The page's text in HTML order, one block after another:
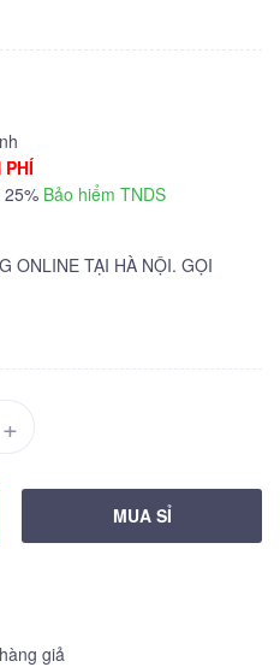
PHÍ
Bảo hiểm TNDS
ONLINE TẠI HÀ NỘI. GỌI
+
MUA SỈ
giả